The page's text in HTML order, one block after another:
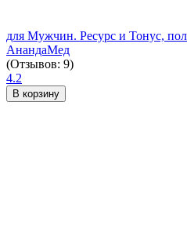
для Мужчин. Ресурс и Тонус,
АнандаМед
(Отзывов: 9)
4.2
В корзину